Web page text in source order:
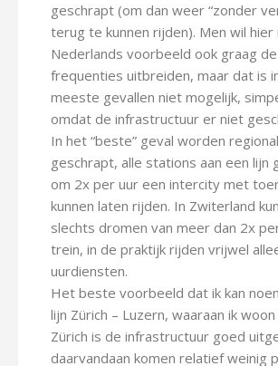
geschrapt (om dan weer “zonder
terug te kunnen rijden). Men wil hier
Nederlands voorbeeld ook graag de
frequenties uitbreiden, maar dat is
meeste gevallen niet mogelijk,
omdat de infrastructuur er niet
In het “beste” geval worden
geschrapt, alle stations aan een lijn
om 2x per uur een intercity met
kunnen laten rijden. In Zwiterland
slechts dromen van meer dan 2x
trein, in de praktijk rijden vrijwel
uurdiensten.
Het beste voorbeeld dat ik kan
lijn Zürich – Luzern, waaraan ik
Zürich is de infrastructuur goed
daarvandaan komen relatief weinig